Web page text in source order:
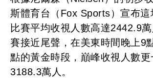
斯體育台（Fox Sports）宣布這
比賽平均收視人數高達2442.9
賽接近尾聲，在美東時間晚上9
點的黃金時段，巔峰收視人數更
3188.3萬人。